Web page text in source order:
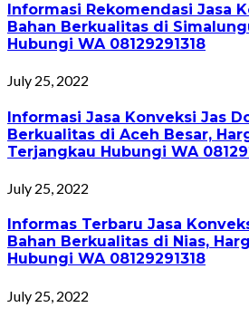
Informasi Rekomendasi Jasa
Bahan Berkualitas di
Hubungi WA 08129291318
July 25, 2022
Informasi Jasa Konveksi Jas
Berkualitas di Aceh Besar,
Terjangkau Hubungi WA
July 25, 2022
Informas Terbaru Jasa
Bahan Berkualitas di Nias,
Hubungi WA 08129291318
July 25, 2022